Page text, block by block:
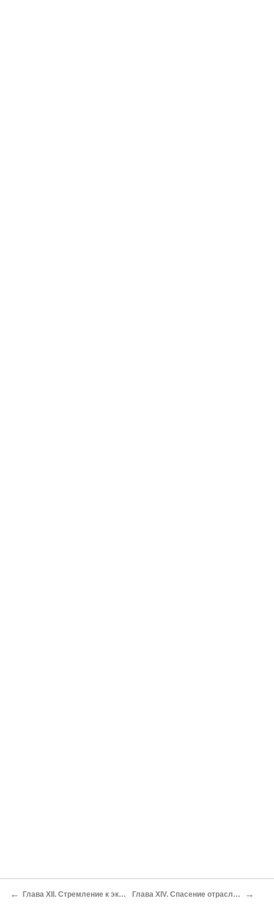
← Глава ХII. Стремление к экспорту Глава XIV. Спасение отрасли «икс» →